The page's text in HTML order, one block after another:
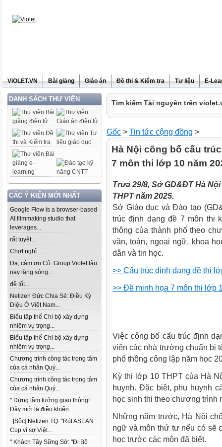
ViOLET.VN Bài giảng Giáo án Đề thi & Kiểm tra Tư liệu E-
DANH SÁCH THƯ VIỆN
CÁC Ý KIẾN MỚI NHẤT
Google Flow is a browser-based
AI filmmaking studio that
leverages...
rất tuyệt...
Chợt nghĩ......
Dạ, cảm ơn Cô. Group Violet lâu
nay lặng sóng...
đề tốt...
Netizen Đức Chia Sẻ: Điều Kỳ
Diệu Ở Việt Nam...
Biểu tập thể Chi bộ xây dựng
nhiệm vụ trọng...
Biểu tập thể Chi bộ xây dựng
nhiệm vụ trọng...
Chương trình công tác trọng tâm
của cá nhân Quý...
Chương trình công tác trọng tâm
của cá nhân Quý...
" Đừng lầm tưởng giao thông!
Đây mới là điều khiến...
[Sốc] Netizen TQ: "Rút ASEAN
Cup vì sợ Việt...
" Khách Tây Sững Sờ: "Đi Bộ
Tìm kiếm Tài nguyên trên
Gốc > Tin tức cộng đồng >
Hà Nội công bố cấu
7 môn thi lớp 10 năm
Trưa 29/8, Sở GD&ĐT Hà
THPT năm 2025.
Sở Giáo dục và Đào tạo
trúc định dạng đề 7 môn thi
thông của thành phố theo
văn, toán, ngoại ngữ, khoa
dân và tin học.
>> Cấu trúc định dạng đề thi
>> Đề minh họa 7 môn thi lớp
Việc công bố cấu trúc định
viên các nhà trường chuẩn bị
phổ thông công lập năm học
Kỳ thi lớp 10 THPT của Hà
huynh. Đặc biệt, phụ huynh
học sinh thi theo chương trình
Những năm trước, Hà Nội
ngữ và môn thứ tư nếu có sẽ
học trước các môn đã biết.